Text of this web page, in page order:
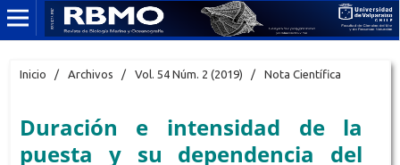
Inicio / Archivos / Vol. 54 Núm. 2 (2019) / Nota Científica
Duración e intensidad de la
puesta y su dependencia del